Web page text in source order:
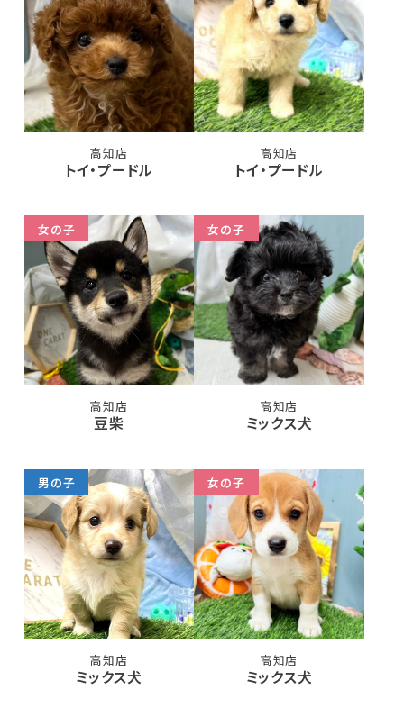
高知店
トイ・プードル
高知店
トイ・プードル
女の子
高知店
豆柴
女の子
高知店
ミックス犬
男の子
高知店
ミックス犬
女の子
高知店
ミックス犬